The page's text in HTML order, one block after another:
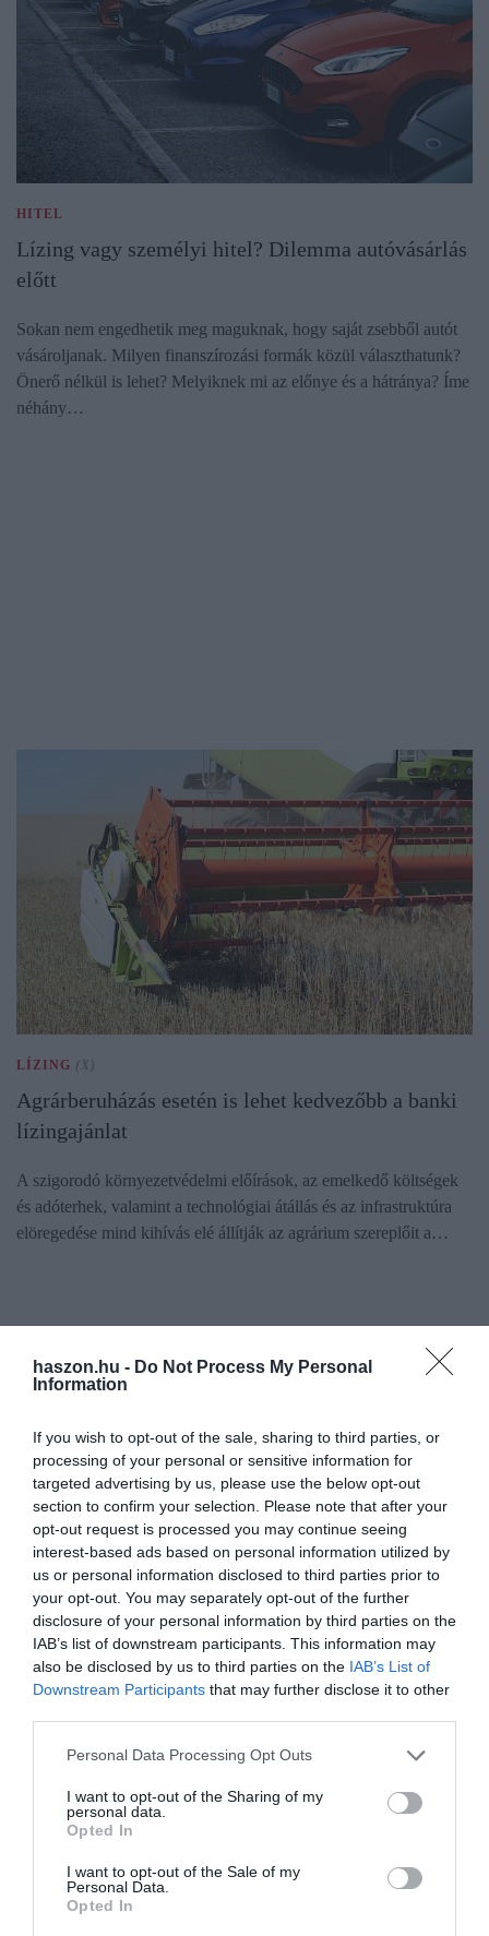
haszon.hu - Do Not Process My Personal
Information
If you wish to opt-out of the sale, sharing to third parties, or
processing of your personal or sensitive information for
targeted advertising by us, please use the below opt-out
section to confirm your selection. Please note that after your
opt-out request is processed you may continue seeing
interest-based ads based on personal information utilized by
us or personal information disclosed to third parties prior to
your opt-out. You may separately opt-out of the further
disclosure of your personal information by third parties on the
IAB’s list of downstream participants. This information may
also be disclosed by us to third parties on the IAB’s List of
Downstream Participants that may further disclose it to other
Please note that this website/app uses one or more Google
not limited to your visit or usage behaviour. You may click to
grant or deny consent to Google and its third-party tags to
use your data for below specified purposes in below Google
consent section.
Personal Data Processing Opt Outs
I want to opt-out of the Sharing of my
personal data.
Opted In
I want to opt-out of the Sale of my
Personal Data.
Opted In
HITEL
Lízing vagy személyi hitel? Dilemma autóvásárlás
előtt
Sokan nem engedhetik meg maguknak, hogy saját zsebből autót
vásároljanak. Milyen finanszírozási formák közül választhatunk?
Önerő nélkül is lehet? Melyiknek mi az előnye és a hátránya? Íme
néhány…
LÍZING (X)
Agrárberuházás esetén is lehet kedvezőbb a banki
lízingajánlat
A szigorodó környezetvédelmi előírások, az emelkedő költségek
és adóterhek, valamint a technológiai átállás és az infrastruktúra
elöregedése mind kihívás elé állítják az agrárium szereplőit a…